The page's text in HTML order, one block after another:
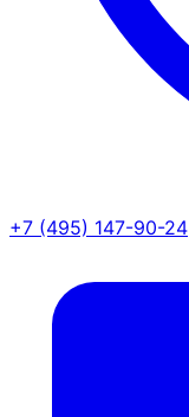
+7 (495) 147-90-24